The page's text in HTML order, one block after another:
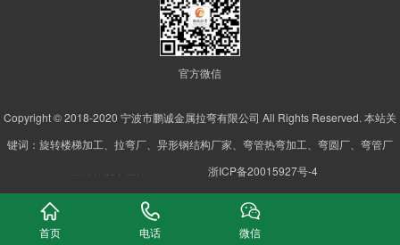
官方微信
Copyright © 2018-2020 宁波市鹏诚金属拉弯有限公司 All Rights Reserved. 本站关
键词：旋转楼梯加工、拉弯厂、异形钢结构厂家、弯管热弯加工、弯圆厂、弯管厂
锌包钢厂家
阿特拉斯空压机
浙ICP备20015927号-4
首页 电话 微信